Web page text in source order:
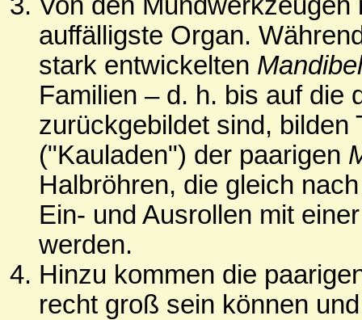
auffälligste Organ.
stark entwickelten
Familien – d. h. bis auf die
zurückgebildet sind,
("Kauladen") der paarigen
Halbröhren, die gleich
Ein- und Ausrollen mit
werden.
Hinzu kommen die
recht groß sein können